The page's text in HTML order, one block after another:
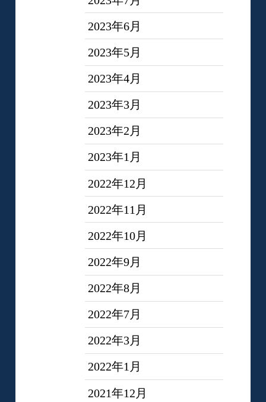
2023年6月
2023年5月
2023年4月
2023年3月
2023年2月
2023年1月
2022年12月
2022年11月
2022年10月
2022年9月
2022年8月
2022年7月
2022年3月
2022年1月
2021年12月